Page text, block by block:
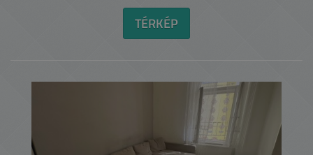
TÉRKÉP